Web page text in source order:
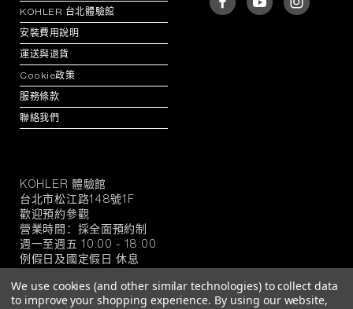
KOHLER 台北體驗館
安裝費用說明
運送與退貨
Cookie政策
服務條款
聯絡我們
KOHLER
官
方
旗
艦
店
KOHLER 體驗館
台北市松江路148號1F
歡迎預約參觀
營業時間：採全面預約制
週一至週五 10:00 - 18:00
例假日及國定假日 休息
We use cookies (and other similar technologies) to collect data
to improve your shopping experience. By using our website,